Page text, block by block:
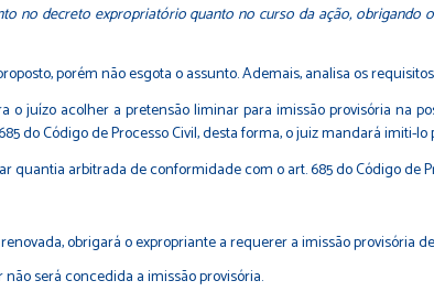
no decreto expropriatório quanto no curso da ação,
porém não esgota o assunto. Ademais, analisa os
o juízo acolher a pretensão liminar para imissão provisória na
do Código de Processo Civil, desta forma, o juiz mandará imiti-lo
quantia arbitrada de conformidade com o art. 685 do Código de
obrigará o expropriante a requerer a imissão provisória
será concedida a imissão provisória.